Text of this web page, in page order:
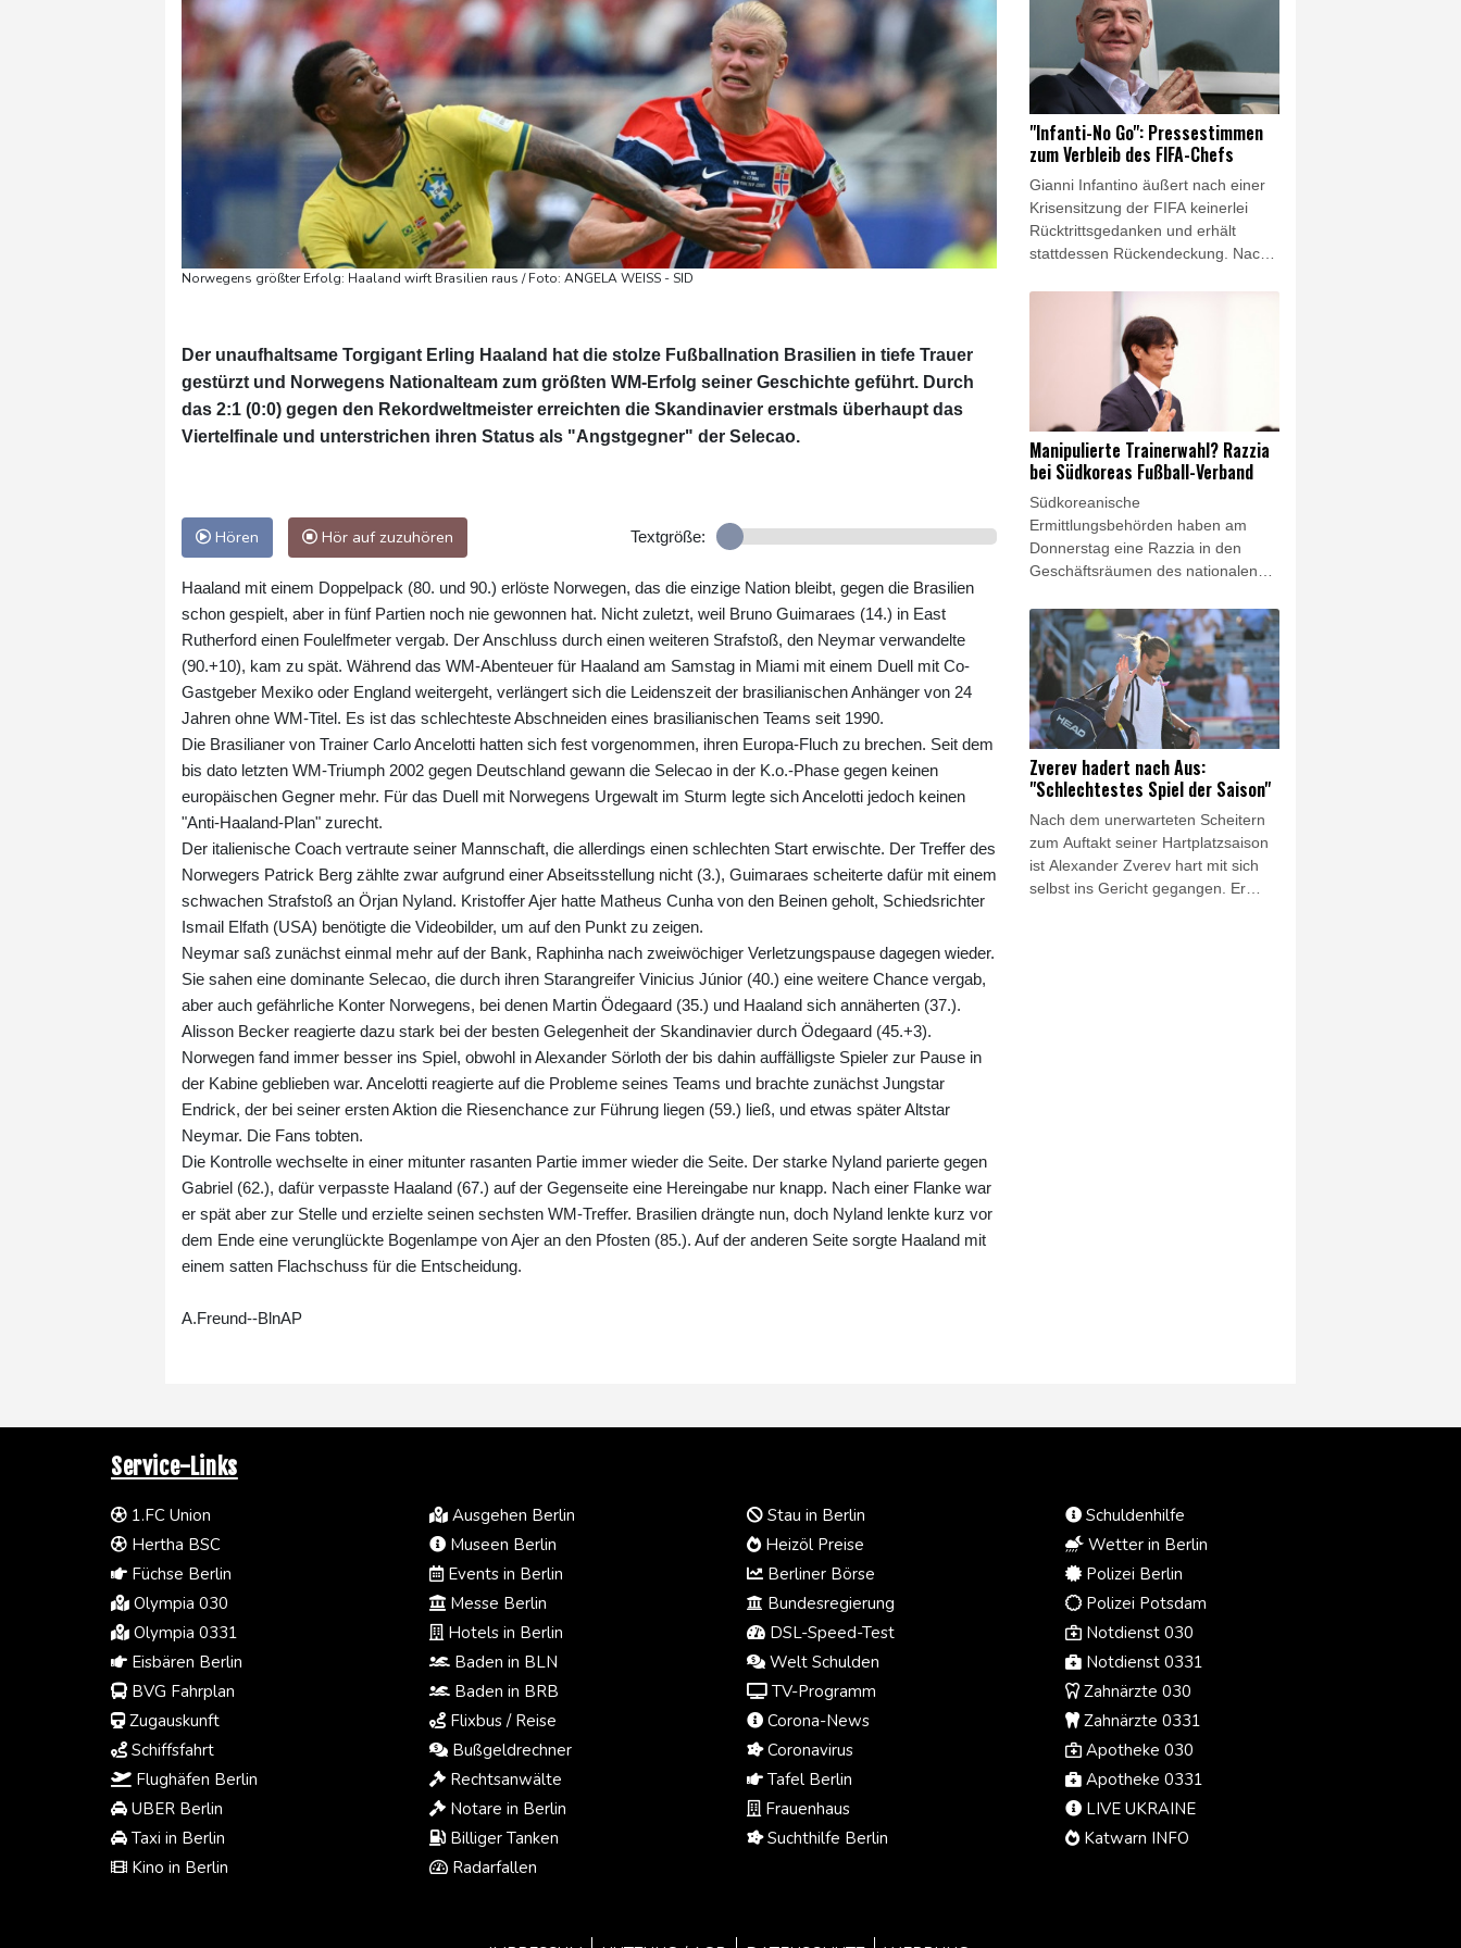
Norwegens größter Erfolg: Haaland wirft Brasilien raus / Foto: ANGELA WEISS - SID
Der unaufhaltsame Torgigant Erling Haaland hat die stolze Fußballnation Brasilien in tiefe Trauer
gestürzt und Norwegens Nationalteam zum größten WM-Erfolg seiner Geschichte geführt. Durch
das 2:1 (0:0) gegen den Rekordweltmeister erreichten die Skandinavier erstmals überhaupt das
Viertelfinale und unterstrichen ihren Status als "Angstgegner" der Selecao.
Hören Hör auf zuzuhören Textgröße:
Haaland mit einem Doppelpack (80. und 90.) erlöste Norwegen, das die einzige Nation bleibt, gegen die Brasilien
schon gespielt, aber in fünf Partien noch nie gewonnen hat. Nicht zuletzt, weil Bruno Guimaraes (14.) in East
Rutherford einen Foulelfmeter vergab. Der Anschluss durch einen weiteren Strafstoß, den Neymar verwandelte
(90.+10), kam zu spät. Während das WM-Abenteuer für Haaland am Samstag in Miami mit einem Duell mit Co-
Gastgeber Mexiko oder England weitergeht, verlängert sich die Leidenszeit der brasilianischen Anhänger von 24
Jahren ohne WM-Titel. Es ist das schlechteste Abschneiden eines brasilianischen Teams seit 1990.
Die Brasilianer von Trainer Carlo Ancelotti hatten sich fest vorgenommen, ihren Europa-Fluch zu brechen. Seit dem
bis dato letzten WM-Triumph 2002 gegen Deutschland gewann die Selecao in der K.o.-Phase gegen keinen
europäischen Gegner mehr. Für das Duell mit Norwegens Urgewalt im Sturm legte sich Ancelotti jedoch keinen
"Anti-Haaland-Plan" zurecht.
Der italienische Coach vertraute seiner Mannschaft, die allerdings einen schlechten Start erwischte. Der Treffer des
Norwegers Patrick Berg zählte zwar aufgrund einer Abseitsstellung nicht (3.), Guimaraes scheiterte dafür mit einem
schwachen Strafstoß an Örjan Nyland. Kristoffer Ajer hatte Matheus Cunha von den Beinen geholt, Schiedsrichter
Ismail Elfath (USA) benötigte die Videobilder, um auf den Punkt zu zeigen.
Neymar saß zunächst einmal mehr auf der Bank, Raphinha nach zweiwöchiger Verletzungspause dagegen wieder.
Sie sahen eine dominante Selecao, die durch ihren Starangreifer Vinicius Júnior (40.) eine weitere Chance vergab,
aber auch gefährliche Konter Norwegens, bei denen Martin Ödegaard (35.) und Haaland sich annäherten (37.).
Alisson Becker reagierte dazu stark bei der besten Gelegenheit der Skandinavier durch Ödegaard (45.+3).
Norwegen fand immer besser ins Spiel, obwohl in Alexander Sörloth der bis dahin auffälligste Spieler zur Pause in
der Kabine geblieben war. Ancelotti reagierte auf die Probleme seines Teams und brachte zunächst Jungstar
Endrick, der bei seiner ersten Aktion die Riesenchance zur Führung liegen (59.) ließ, und etwas später Altstar
Neymar. Die Fans tobten.
Die Kontrolle wechselte in einer mitunter rasanten Partie immer wieder die Seite. Der starke Nyland parierte gegen
Gabriel (62.), dafür verpasste Haaland (67.) auf der Gegenseite eine Hereingabe nur knapp. Nach einer Flanke war
er spät aber zur Stelle und erzielte seinen sechsten WM-Treffer. Brasilien drängte nun, doch Nyland lenkte kurz vor
dem Ende eine verunglückte Bogenlampe von Ajer an den Pfosten (85.). Auf der anderen Seite sorgte Haaland mit
einem satten Flachschuss für die Entscheidung.
A.Freund--BlnAP
unterschrieb die 34 Jahre alte
Innenverteidigerin einen Vertrag bis
Sommer 2028. Zuletzt hatte
Hendrich für die Chicago Stars in
der NWSL gespielt.
"Infanti-No Go": Pressestimmen
zum Verbleib des FIFA-Chefs
Gianni Infantino äußert nach einer
Krisensitzung der FIFA keinerlei
Rücktrittsgedanken und erhält
stattdessen Rückendeckung. Nach
Fehlereingeständnis holt der
Präsident des Fußball-
Weltverbandes zum Gegenangriff
auf seine Kritiker aus. Die
internationalen Pressestimmen im
Manipulierte Trainerwahl? Razzia
bei Südkoreas Fußball-Verband
Südkoreanische
Ermittlungsbehörden haben am
Donnerstag eine Razzia in den
Geschäftsräumen des nationalen
durchgeführt. Dabei geht es um
mögliche Manipulationen rund um
die Ernennung des ehemaligen
Nationaltrainers Hong Myung-bo,
der mit dem Team bei der
Weltmeisterschaft 2026 in der
Vorrunde gescheitert war.
Zverev hadert nach Aus:
"Schlechtestes Spiel der Saison"
Nach dem unerwarteten Scheitern
zum Auftakt seiner Hartplatzsaison
ist Alexander Zverev hart mit sich
selbst ins Gericht gegangen. Er
Service-Links
1.FC Union
Hertha BSC
Füchse Berlin
Olympia 030
Olympia 0331
Eisbären Berlin
BVG Fahrplan
Zugauskunft
Schiffsfahrt
Flughäfen Berlin
UBER Berlin
Taxi in Berlin
Kino in Berlin
Ausgehen Berlin
Museen Berlin
Events in Berlin
Messe Berlin
Hotels in Berlin
Baden in BLN
Baden in BRB
Flixbus / Reise
Bußgeldrechner
Rechtsanwälte
Notare in Berlin
Billiger Tanken
Radarfallen
Stau in Berlin
Heizöl Preise
Berliner Börse
Bundesregierung
DSL-Speed-Test
Welt Schulden
TV-Programm
Corona-News
Coronavirus
Tafel Berlin
Frauenhaus
Suchthilfe Berlin
Schuldenhilfe
Wetter in Berlin
Polizei Berlin
Polizei Potsdam
Notdienst 030
Notdienst 0331
Zahnärzte 030
Zahnärzte 0331
Apotheke 030
Apotheke 0331
LIVE UKRAINE
Katwarn INFO